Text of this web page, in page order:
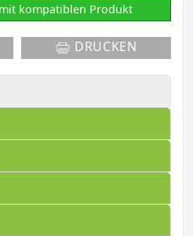
kompatiblen Produkt
DRUCKEN